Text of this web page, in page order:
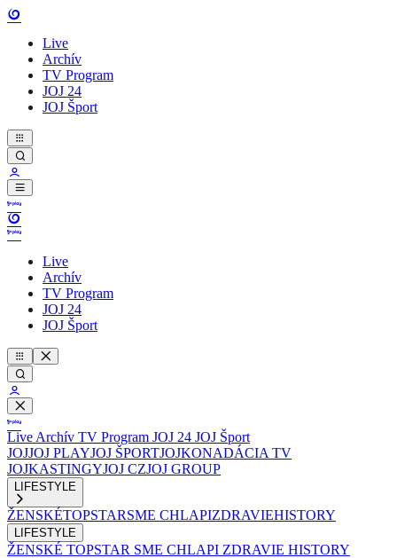
Live
Archív
TV Program
JOJ 24
JOJ Šport
Live
Archív
TV Program
JOJ 24
JOJ Šport
Live Archív TV Program JOJ 24 JOJ Šport
JOJJOJ PLAYJOJ ŠPORTJOJKONADÁCIA TV
JOJKASTINGYJOJ CZJOJ GROUP
LIFESTYLE
ŽENSKÉTOPSTARSME CHLAPIZDRAVIEHISTORY
LIFESTYLE
ŽENSKÉ TOPSTAR SME CHLAPI ZDRAVIE HISTORY